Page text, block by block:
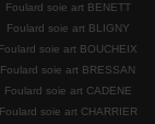
Foulard soie art BENETT
Foulard soie art BLIGNY
Foulard soie art BOUCHEIX
Foulard soie art BRESSAN
Foulard soie art CADENE
Foulard soie art CHARRIER